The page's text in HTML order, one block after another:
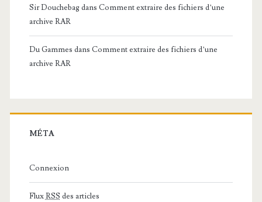
Sir Douchebagdans Comment extraire des fichiers d’une
archive RAR
Du Gammes dans Comment extraire des fichiers d’une
archive RAR
MÉTA
Connexion
FluxRSS des articles